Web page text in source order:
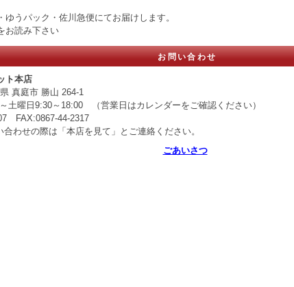
ゆうパック・佐川急便にてお届けします。
お読み下さい
お問い合わせ
ト本店
真庭市 勝山 264-1
土曜日9:30～18:00 （営業日はカレンダーをご確認ください）
FAX:0867-44-2317
わせの際は「本店を見て」とご連絡ください。
ごあいさつ